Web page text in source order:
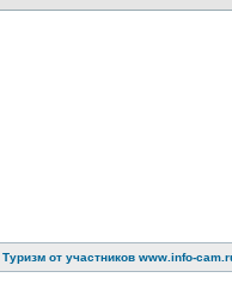
Туризм от участников www.info-